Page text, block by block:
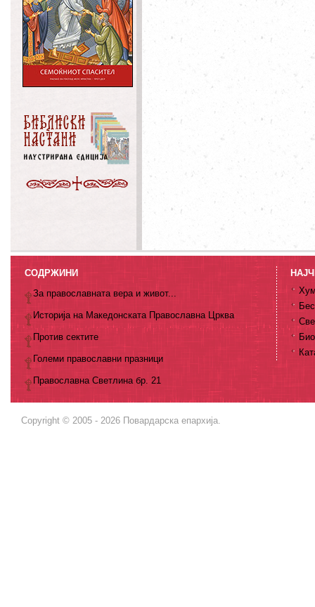
СОДРЖИНИ
За православната вера и живот...
Историја на Македонската Православна Црква
Против сектите
Големи православни празници
Православна Светлина бр. 21
Copyright © 2005 - 2026 Повардарска епархија.